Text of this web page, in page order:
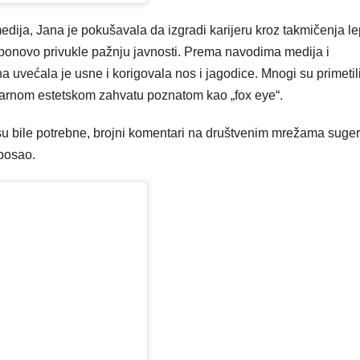
Jana je pokušavala da izgradi karijeru kroz takmičenja
privukle pažnju javnosti. Prema navodima medija i
uvećala je usne i korigovala nos i jagodice. Mnogi su
estetskom zahvatu poznatom kao „fox eye“.
bile potrebne, brojni komentari na društvenim mrežama